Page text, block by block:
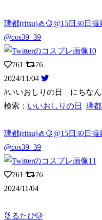
璃都(ritsu)🦪🍋@15日30日撮
@cos39_39
761
76
2024/11/04
#いいおしりの日 にちな
検索： いいおしりの日 璃
璃都(ritsu)🦪🍋@15日30日撮
@cos39_39
761
76
2024/11/04
🐰るたぴ🐶